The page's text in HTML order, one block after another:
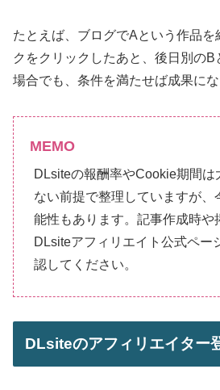
たとえば、ブログでAという作品
クをクリックしたあと、後日別のB
場合でも、条件を満たせば成果に
MEMO
DLsiteの報酬率やCookie期間は
ない前提で整理していますが、
能性もあります。記事作成時や
DLsiteアフィリエイト公式ペー
認してください。
DLsiteのアフィリエイター